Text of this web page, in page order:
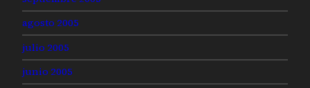
agosto 2005
julio 2005
junio 2005